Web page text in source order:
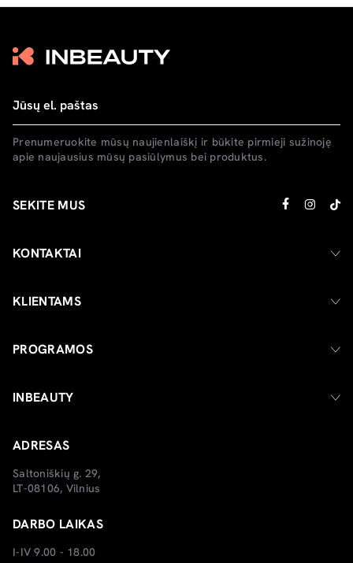
Prenumeruokite mūsų naujienlaiškį ir būkite pirmieji sužinoję
apie naujausius mūsų pasiūlymus bei produktus.
SEKITE MUS
KONTAKTAI
KLIENTAMS
PROGRAMOS
INBEAUTY
ADRESAS
Saltoniškių g. 29,
LT-08106, Vilnius
DARBO LAIKAS
I-IV 9.00 - 18.00